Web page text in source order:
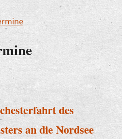
des
an die Nordsee